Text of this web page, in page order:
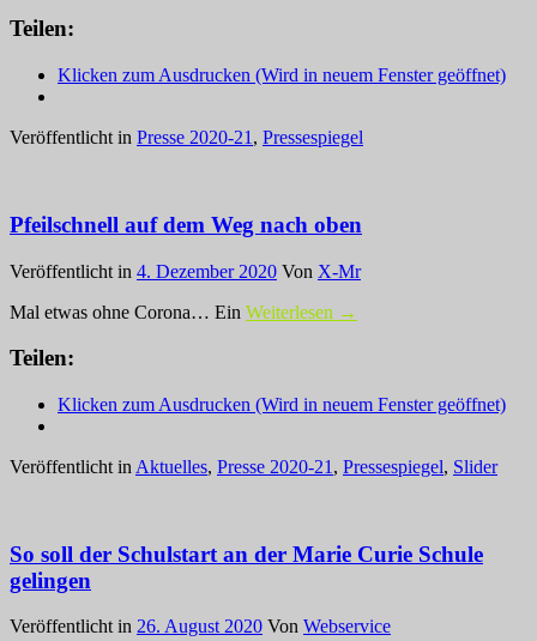
Teilen:
Klicken zum Ausdrucken (Wird in neuem Fenster geöffnet)
Veröffentlicht in Presse 2020-21 , Pressespiegel
Pfeilschnell auf dem Weg nach oben
Veröffentlicht in 4. Dezember 2020 Von X-Mr
Mal etwas ohne Corona… Ein Weiterlesen →
Teilen:
Klicken zum Ausdrucken (Wird in neuem Fenster geöffnet)
Veröffentlicht in Aktuelles, Presse 2020-21 , Pressespiegel, Slider
So soll der Schulstart an der Marie Curie Schule
gelingen
Veröffentlicht in 26. August 2020 Von Webservice